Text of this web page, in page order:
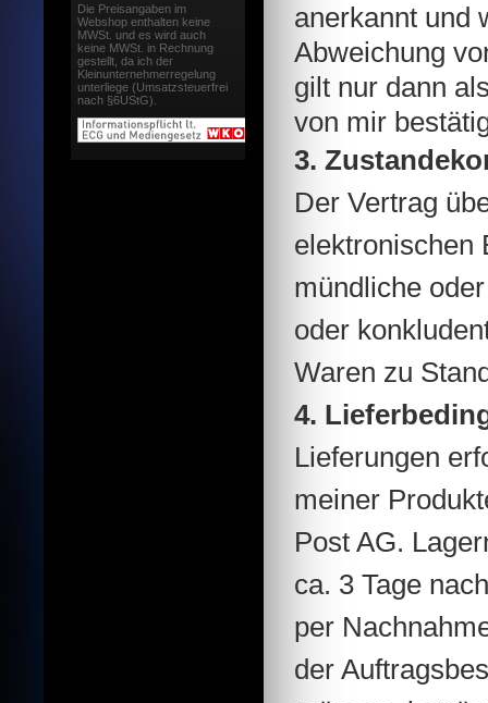
anerkannt und
Abweichung
gilt nur dann
von mir
3.
Der Vertrag
elektronischen
mündliche
oder
Waren zu
4.
Lieferungen
meiner
Post AG.
ca. 3 Tage
per
der
Die Preisangaben im
Webshop enthalten keine
MWSt. und es wird auch
keine MWSt. in Rechnung
gestellt, da ich der
Kleinunternehmerregelung
unterliege (Umsatzsteuerfrei
nach §6UStG).